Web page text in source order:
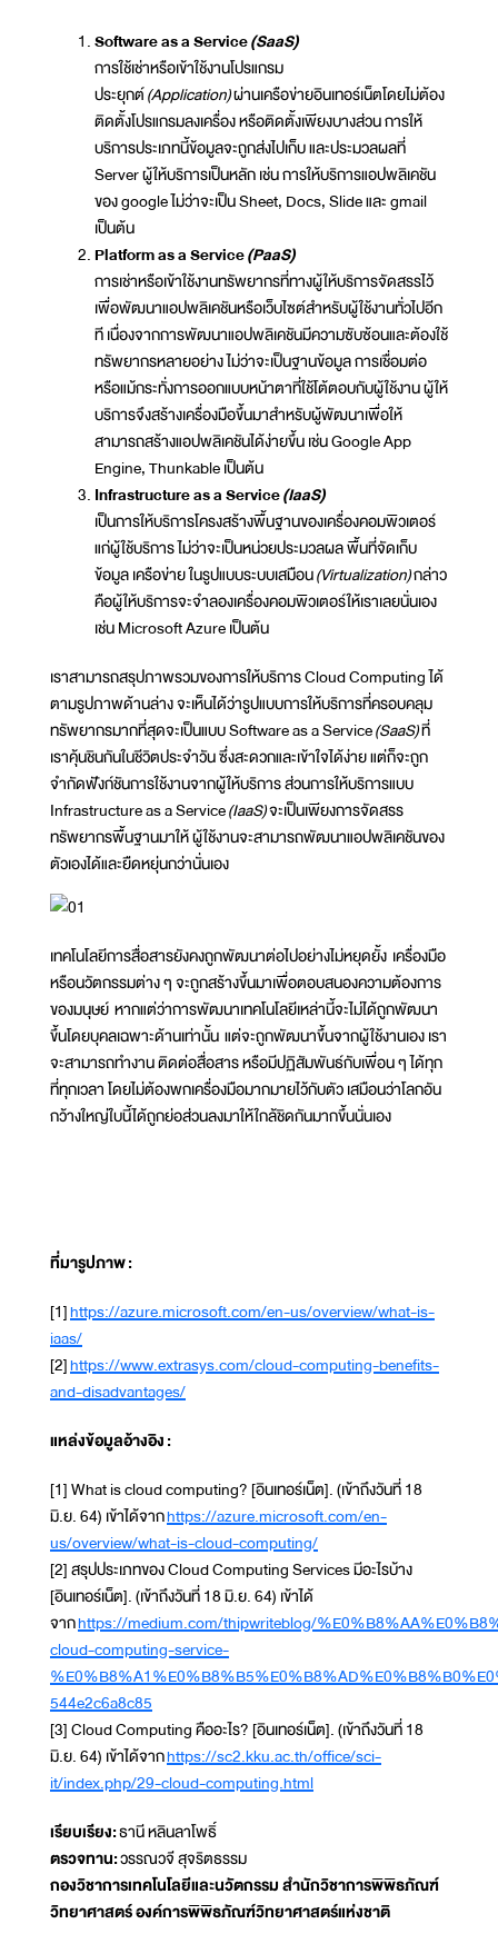
Software as a Service(SaaS)
การใช้เช่าหรือเข้าใช้งานโปรแกรม
ประยุกต์(Application)ผ่านเครือข่ายอินเทอร์เน็ตโดยไม่ต้อง
ติดตั้งโปรแกรมลงเครื่อง หรือติดตั้งเพียงบางส่วน การให้
บริการประเภทนี้ข้อมูลจะถูกส่งไปเก็บ และประมวลผลที่
Server ผู้ให้บริการเป็นหลัก เช่น การให้บริการแอปพลิเคชัน
ของ google ไม่ว่าจะเป็น Sheet, Docs, Slide และ gmail
เป็นต้น
Platform as a Service(PaaS)
การเช่าหรือเข้าใช้งานทรัพยากรที่ทางผู้ให้บริการจัดสรรไว้
เพื่อพัฒนาแอปพลิเคชันหรือเว็บไซต์สำหรับผู้ใช้งานทั่วไปอีก
ที เนื่องจากการพัฒนาแอปพลิเคชันมีความซับซ้อนและต้องใช้
ทรัพยากรหลายอย่าง ไม่ว่าจะเป็นฐานข้อมูล การเชื่อมต่อ
หรือแม้กระทั่งการออกแบบหน้าตาที่ใช้โต้ตอบกับผู้ใช้งาน ผู้ให้
บริการจึงสร้างเครื่องมือขึ้นมาสำหรับผู้พัฒนาเพื่อให้
สามารถสร้างแอปพลิเคชันได้ง่ายขึ้น เช่น Google App
Engine, Thunkable เป็นต้น
Infrastructure as a Service(IaaS)
เป็นการให้บริการโครงสร้างพื้นฐานของเครื่องคอมพิวเตอร์
แก่ผู้ใช้บริการ ไม่ว่าจะเป็นหน่วยประมวลผล พื้นที่จัดเก็บ
ข้อมูล เครือข่าย ในรูปแบบระบบเสมือน(Virtualization)กล่าว
คือผู้ให้บริการจะจำลองเครื่องคอมพิวเตอร์ให้เราเลยนั่นเอง
เช่น Microsoft Azure เป็นต้น
เราสามารถสรุปภาพรวมของการให้บริการ Cloud Computing ได้
ตามรูปภาพด้านล่าง จะเห็นได้ว่ารูปแบบการให้บริการที่ครอบคลุม
ทรัพยากรมากที่สุดจะเป็นแบบ Software as a Service(SaaS)ที่
เราคุ้นชินกันในชีวิตประจำวัน ซึ่งสะดวกและเข้าใจได้ง่าย แต่ก็จะถูก
จำกัดฟังก์ชันการใช้งานจากผู้ให้บริการ ส่วนการให้บริการแบบ
Infrastructure as a Service(IaaS)จะเป็นเพียงการจัดสรร
ทรัพยากรพื้นฐานมาให้ ผู้ใช้งานจะสามารถพัฒนาแอปพลิเคชันของ
ตัวเองได้และยืดหยุ่นกว่านั่นเอง
เทคโนโลยีการสื่อสารยังคงถูกพัฒนาต่อไปอย่างไม่หยุดยั้ง เครื่องมือ
หรือนวัตกรรมต่าง ๆ จะถูกสร้างขึ้นมาเพื่อตอบสนองความต้องการ
ของมนุษย์ หากแต่ว่าการพัฒนาเทคโนโลยีเหล่านี้จะไม่ได้ถูกพัฒนา
ขึ้นโดยบุคลเฉพาะด้านเท่านั้น แต่จะถูกพัฒนาขึ้นจากผู้ใช้งานเอง เรา
จะสามารถทำงาน ติดต่อสื่อสาร หรือมีปฏิสัมพันธ์กับเพื่อน ๆ ได้ทุก
ที่ทุกเวลา โดยไม่ต้องพกเครื่องมือมากมายไว้กับตัว เสมือนว่าโลกอัน
กว้างใหญ่ใบนี้ได้ถูกย่อส่วนลงมาให้ใกล้ชิดกันมากขึ้นนั่นเอง
ที่มารูปภาพ:
[1]https://azure.microsoft.com/en-us/overview/what-is-
iaas/
[2]https://www.extrasys.com/cloud-computing-benefits-
and-disadvantages/
แหล่งข้อมูลอ้างอิง :
[1] What is cloud computing? [อินเทอร์เน็ต]. (เข้าถึงวันที่ 18
มิ.ย. 64) เข้าได้จากhttps://azure.microsoft.com/en-
us/overview/what-is-cloud-computing/
[2] สรุปประเภทของ Cloud Computing Services มีอะไรบ้าง
[อินเทอร์เน็ต]. (เข้าถึงวันที่ 18 มิ.ย. 64) เข้าได้
จากhttps://medium.com/thipwriteblog/
cloud-computing-service-
544e2c6a8c85
[3] Cloud Computing คืออะไร? [อินเทอร์เน็ต]. (เข้าถึงวันที่ 18
มิ.ย. 64) เข้าได้จากhttps://sc2.kku.ac.th/office/sci-
it/index.php/29-cloud-computing.html
เรียบเรียง:ธานี หลินลาโพธิ์
ตรวจทาน:วรรณวจี สุจริตธรรม
กองวิชาการเทคโนโลยีและนวัตกรรม สำนักวิชาการพิพิธภัณฑ์
วิทยาศาสตร์ องค์การพิพิธภัณฑ์วิทยาศาสตร์แห่งชาติ